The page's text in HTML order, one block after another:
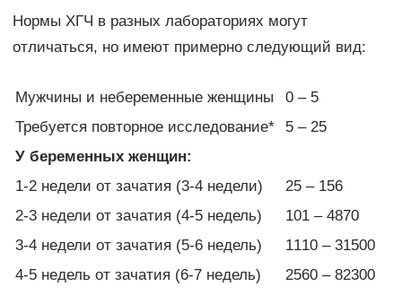
Нормы ХГЧ в разных лабораториях могут
отличаться, но имеют примерно следующий вид:
Мужчины и небеременные женщины
0 – 5
Требуется повторное исследование*
5 – 25
У беременных женщин:
1-2 недели от зачатия (3-4 недели)
25 – 156
2-3 недели от зачатия (4-5 недель)
101 – 4870
3-4 недели от зачатия (5-6 недель)
1110 – 31500
4-5 недель от зачатия (6-7 недель)
2560 – 82300